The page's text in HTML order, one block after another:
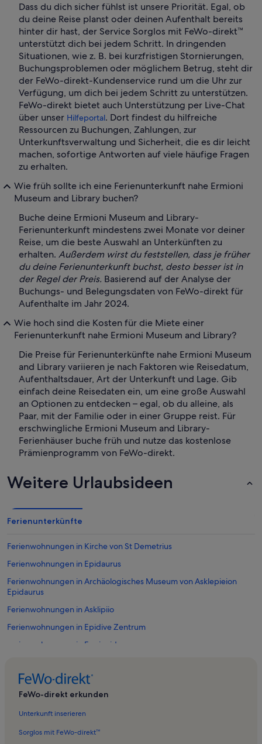
Dass du dich sicher fühlst ist unsere Priorität. Egal, ob
du deine Reise planst oder deinen Aufenthalt bereits
hinter dir hast, der Service Sorglos mit FeWo-direkt™
unterstützt dich bei jedem Schritt. In dringenden
Situationen, wie z. B. bei kurzfristigen Stornierungen,
Buchungsproblemen oder möglichem Betrug, steht dir
der FeWo-direkt-Kundenservice rund um die Uhr zur
Verfügung, um dich bei jedem Schritt zu unterstützen.
FeWo-direkt bietet auch Unterstützung per Live-Chat
über unser Hilfeportal. Dort findest du hilfreiche
Ressourcen zu Buchungen, Zahlungen, zur
Unterkunftsverwaltung und Sicherheit, die es dir leicht
machen, sofortige Antworten auf viele häufige Fragen
zu erhalten.
Wie früh sollte ich eine Ferienunterkunft nahe Ermioni
Museum and Library buchen?
Buche deine Ermioni Museum and Library-
Ferienunterkunft mindestens zwei Monate vor deiner
Reise, um die beste Auswahl an Unterkünften zu
erhalten. Außerdem wirst du feststellen, dass je früher
du deine Ferienunterkunft buchst, desto besser ist in
der Regel der Preis. Basierend auf der Analyse der
Buchungs- und Belegungsdaten von FeWo-direkt für
Aufenthalte im Jahr 2024.
Wie hoch sind die Kosten für die Miete einer
Ferienunterkunft nahe Ermioni Museum and Library?
Die Preise für Ferienunterkünfte nahe Ermioni Museum
and Library variieren je nach Faktoren wie Reisedatum,
Aufenthaltsdauer, Art der Unterkunft und Lage. Gib
einfach deine Reisedaten ein, um eine große Auswahl
an Optionen zu entdecken – egal, ob du alleine, als
Paar, mit der Familie oder in einer Gruppe reist. Für
erschwingliche Ermioni Museum and Library-
Ferienhäuser buche früh und nutze das kostenlose
Prämienprogramm von FeWo-direkt.
Weitere Urlaubsideen
Ferienunterkünfte
Ferienwohnungen in Kirche von St Demetrius
Ferienwohnungen in Epidaurus
Ferienwohnungen in Archäologisches Museum von Asklepieion
Epidaurus
Ferienwohnungen in Asklipiio
Ferienwohnungen in Epidive Zentrum
Ferienwohnungen in Ermionida
Ferienwohnungen in Archäologische Stätte von Epidaurus
Ferienwohnungen in Petrothalassa
Ferienwohnungen in Epáno Epídhavros
Ferienwohnungen in Porto Heli
FeWo-direkt erkunden
Unterkunft inserieren
Sorglos mit FeWo-direkt™